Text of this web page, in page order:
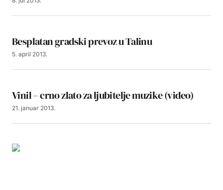
Besplatan gradski prevoz u Talinu
5. april 2013.
Vinil – crno zlato za ljubitelje muzike (video)
21. januar 2013.